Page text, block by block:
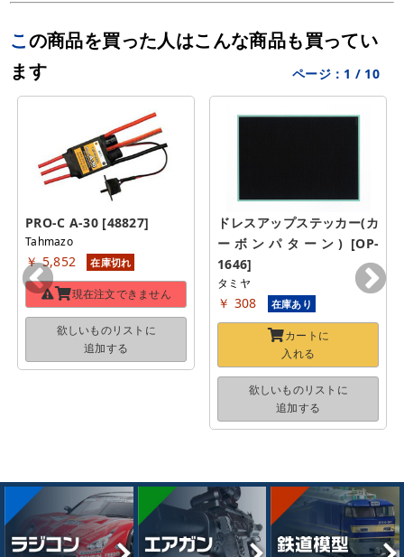
この商品を買った人はこんな商品も買ってい
ます
ページ： 1 / 10
PRO-C A-30 [48827]
Tahmazo
￥ 5,852 在庫切れ
現在注文できません
欲しいものリストに
追加する
ドレスアップステッカー(カ
ーボンパターン) [OP-
1646]
タミヤ
￥ 308 在庫あり
カートに
入れる
欲しいものリストに
追加する